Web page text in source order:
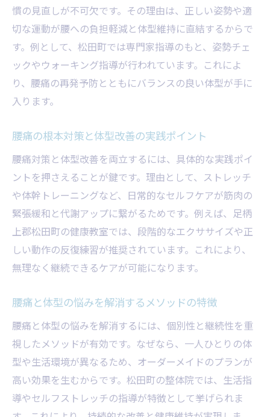
慣の見直しが不可欠です。その理由は、正しい姿勢や適
切な運動が腰への負担軽減と体型維持に直結するからで
す。例として、松田町では専門家指導のもと、姿勢チェ
ックやウォーキング指導が行われています。これによ
り、腰痛の再発予防とともにバランスの良い体型が手に
入ります。
腰痛の根本対策と体型改善の実践ポイント
腰痛対策と体型改善を両立するには、具体的な実践ポイ
ントを押さえることが鍵です。理由として、ストレッチ
や体幹トレーニングなど、日常的なセルフケアが筋肉の
緊張緩和と代謝アップに繋がるためです。例えば、足柄
上郡松田町の健康教室では、段階的なエクササイズや正
しい動作の反復練習が推奨されています。これにより、
無理なく継続できるケアが可能になります。
腰痛と体型の悩みを解消するメソッドの特徴
腰痛と体型の悩みを解消するには、個別性と継続性を重
視したメソッドが有効です。なぜなら、一人ひとりの体
型や生活環境が異なるため、オーダーメイドのプランが
高い効果を生むからです。松田町の整体院では、生活指
導やセルフストレッチの指導が特徴として挙げられま